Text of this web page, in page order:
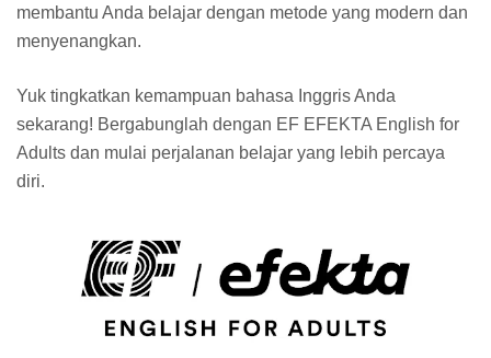
membantu Anda belajar dengan metode yang modern dan
menyenangkan.
Yuk tingkatkan kemampuan bahasa Inggris Anda
sekarang! Bergabunglah dengan EF EFEKTA English for
Adults dan mulai perjalanan belajar yang lebih percaya
diri.